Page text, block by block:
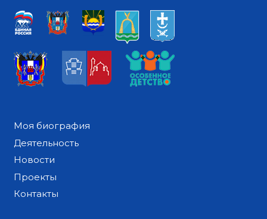
Моя биография
Деятельность
Новости
Проекты
Контакты